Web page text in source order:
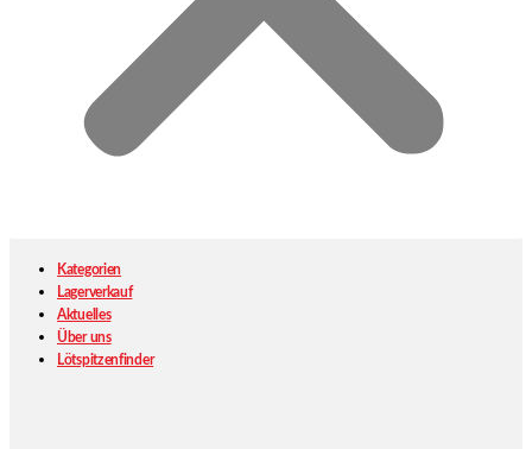
Kategorien
Lagerverkauf
Aktuelles
Über uns
Lötspitzenfinder